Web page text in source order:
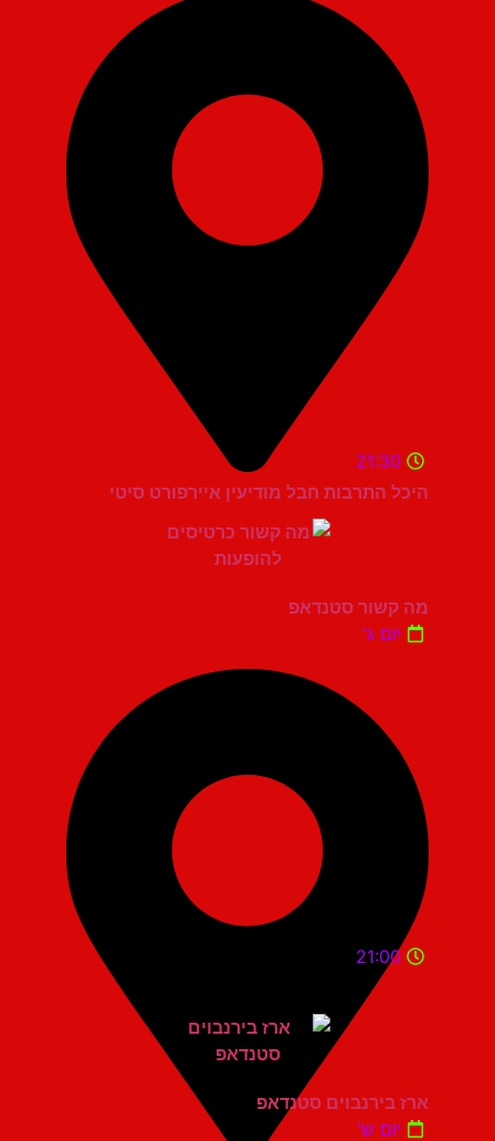
היכל התרבות חבל מודיעין איירפורט סיטי
21:30
מה קשור סטנדאפ
יום ג'
21:00
ארז בירנבוים סטנדאפ
יום ש'